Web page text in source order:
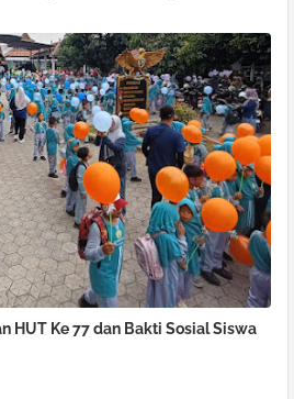
HUT Ke 77 dan Bakti Sosial Siswa